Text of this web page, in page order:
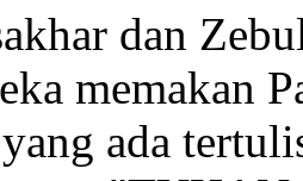
dan
memakan
ada